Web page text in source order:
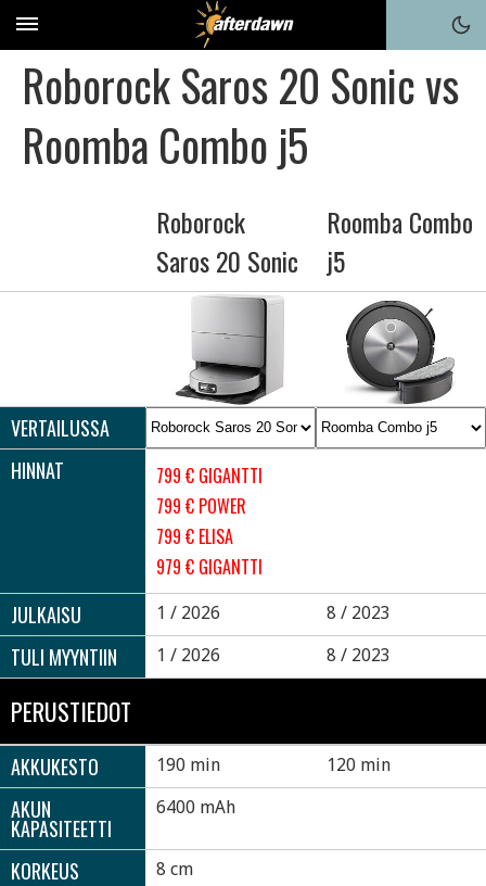
Roborock Saros 20 Sonic vs
Roomba Combo j5
Roborock
Saros 20 Sonic
Roomba Combo
j5
VERTAILUSSA
HINNAT
799 € GIGANTTI
799 € POWER
799 € ELISA
979 € GIGANTTI
JULKAISU 1 / 2026 8 / 2023
TULI MYYNTIIN 1 / 2026 8 / 2023
PERUSTIEDOT
AKKUKESTO 190 min 120 min
AKUN
KAPASITEETTI
6400 mAh
KORKEUS 8 cm